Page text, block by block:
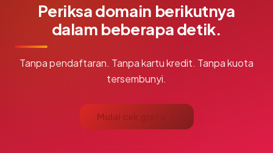
Periksa domain berikutnya
dalam beberapa detik.
Tanpa pendaftaran. Tanpa kartu kredit. Tanpa kuota
tersembunyi.
Mulai cek gratis →